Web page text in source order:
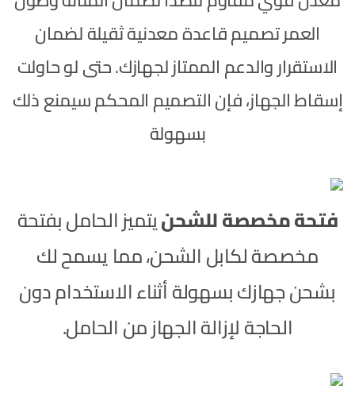
العمر تصميم قاعدة معدنية ثقيلة لضمان
الاستقرار والدعم الممتاز لجهازك. حتى لو حاولت
إسقاط الجهاز، فإن التصميم المحكم سيمنع ذلك
بسهولة
فتحة مخصصة للشحنيتميز الحامل بفتحة
مخصصة لكابل الشحن، مما يسمح لك
بشحن جهازك بسهولة أثناء الاستخدام دون
الحاجة لإزالة الجهاز من الحامل.